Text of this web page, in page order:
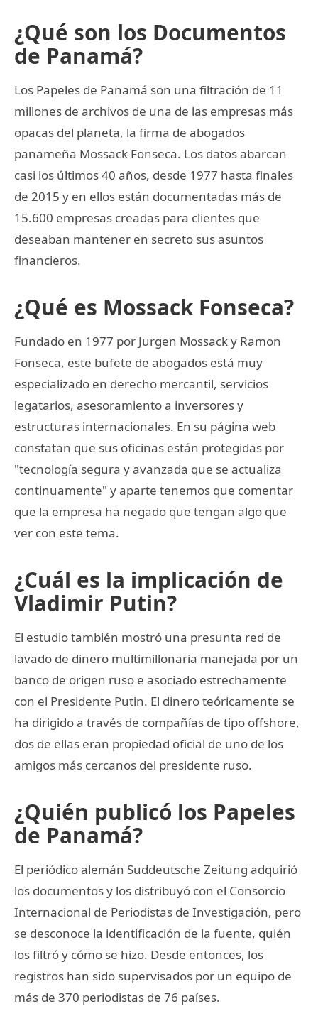
¿Qué son los Documentos
de Panamá?
Los Papeles de Panamá son una filtración de 11
millones de archivos de una de las empresas más
opacas del planeta, la firma de abogados
panameña Mossack Fonseca. Los datos abarcan
casi los últimos 40 años, desde 1977 hasta finales
de 2015 y en ellos están documentadas más de
15.600 empresas creadas para clientes que
deseaban mantener en secreto sus asuntos
financieros.
¿Qué es Mossack Fonseca?
Fundado en 1977 por Jurgen Mossack y Ramon
Fonseca, este bufete de abogados está muy
especializado en derecho mercantil, servicios
legatarios, asesoramiento a inversores y
estructuras internacionales. En su página web
constatan que sus oficinas están protegidas por
"tecnología segura y avanzada que se actualiza
continuamente" y aparte tenemos que comentar
que la empresa ha negado que tengan algo que
ver con este tema.
¿Cuál es la implicación de
Vladimir Putin?
El estudio también mostró una presunta red de
lavado de dinero multimillonaria manejada por un
banco de origen ruso e asociado estrechamente
con el Presidente Putin. El dinero teóricamente se
ha dirigido a través de compañías de tipo offshore,
dos de ellas eran propiedad oficial de uno de los
amigos más cercanos del presidente ruso.
¿Quién publicó los Papeles
de Panamá?
El periódico alemán Suddeutsche Zeitung adquirió
los documentos y los distribuyó con el Consorcio
Internacional de Periodistas de Investigación, pero
se desconoce la identificación de la fuente, quién
los filtró y cómo se hizo. Desde entonces, los
registros han sido supervisados por un equipo de
más de 370 periodistas de 76 países.